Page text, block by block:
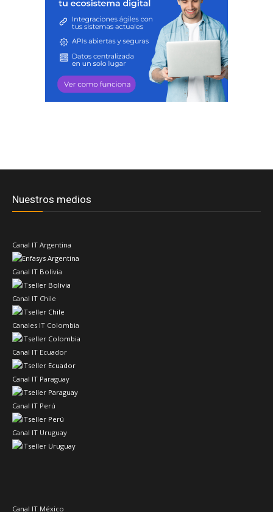
Nuestros medios
Canal IT Argentina
Canal IT Bolivia
Canal IT Chile
Canales IT Colombia
Canal IT Ecuador
Canal IT Paraguay
Canal IT Perú
Canal IT Uruguay
Canal IT México